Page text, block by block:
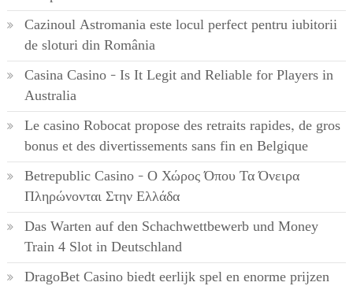
Cazinoul Astromania este locul perfect pentru iubitorii
de sloturi din România
Casina Casino – Is It Legit and Reliable for Players in
Australia
Le casino Robocat propose des retraits rapides, de gros
bonus et des divertissements sans fin en Belgique
Betrepublic Casino – Ο Χώρος Όπου Τα Όνειρα
Πληρώνονται Στην Ελλάδα
Das Warten auf den Schachwettbewerb und Money
Train 4 Slot in Deutschland
DragoBet Casino biedt eerlijk spel en enorme prijzen